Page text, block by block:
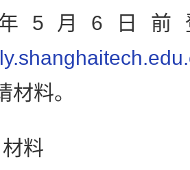
年5月6日前
材料。
料